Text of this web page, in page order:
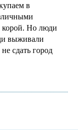
в
Но люди
выживали
сдать город